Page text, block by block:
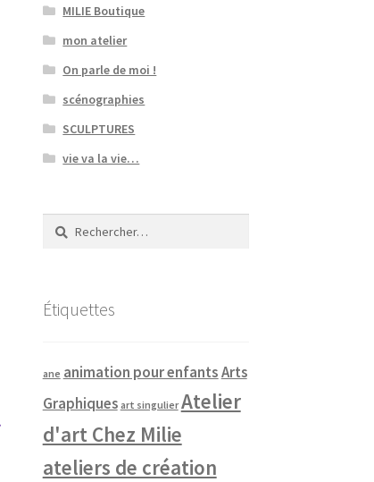
MILIE Boutique
mon atelier
On parle de moi !
scénographies
SCULPTURES
vie va la vie…
Rechercher :
Étiquettes
ane animation pour enfantsArts
Graphiques art singulier Atelier
d'art Chez Milie
ateliers de création